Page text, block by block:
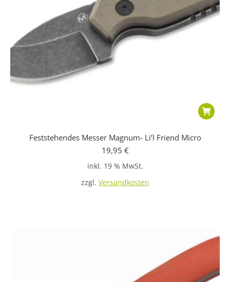
Feststehendes Messer Magnum- Li’l Friend Micro
19,95 €
inkl. 19 % MwSt.
zzgl. Versandkosten